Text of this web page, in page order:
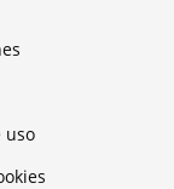
uso